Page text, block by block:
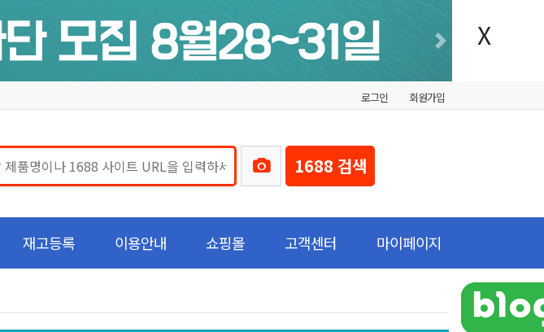
Next X
로그인 회원가입
1688 검색
재고등록 이용안내 쇼핑몰 고객센터 마이페이지